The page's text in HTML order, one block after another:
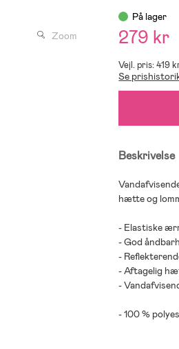
Zoom
På lager
279 kr
Vejl. pris: 419
Se
Beskrivelse
hætte og
- Elastiske
- God
-
- Aftagelig
-
- 100 %